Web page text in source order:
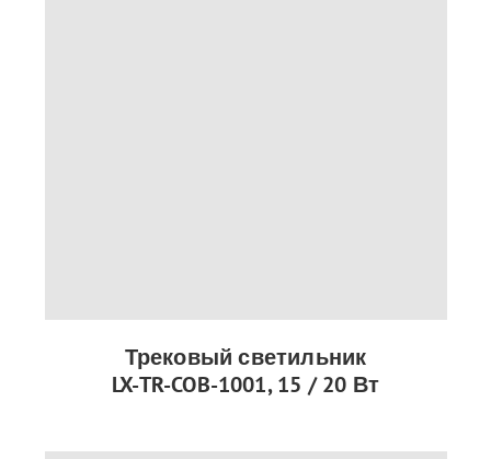
Трековый светильник
LX-TR-COB-1001, 15 / 20 Вт